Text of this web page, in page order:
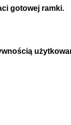
gotowej ramki.